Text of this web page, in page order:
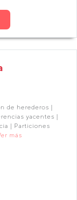
de herederos |
yacentes |
| Particiones
más